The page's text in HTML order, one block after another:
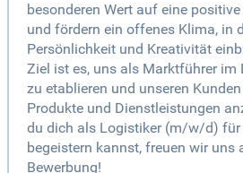
besonderen Wert auf eine
und fördern ein offenes Klima, in
Persönlichkeit und Kreativität
Ziel ist es, uns als Marktführer im
zu etablieren und unseren
Produkte und Dienstleistungen
du dich als Logistiker (m/w/d) für
begeistern kannst, freuen wir uns
Bewerbung!